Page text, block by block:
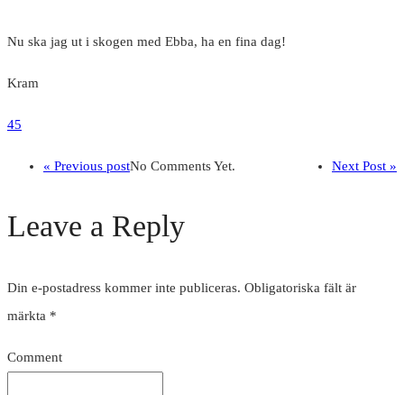
Nu ska jag ut i skogen med Ebba, ha en fina dag!
Kram
45
« Previous post Next Post »
No Comments Yet.
Leave a Reply
Din e-postadress kommer inte publiceras. Obligatoriska fält är
märkta *
Comment